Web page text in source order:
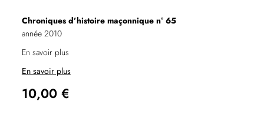
Chroniques d’histoire maçonnique n° 65
année 2010
En savoir plus
En savoir plus
10,00 €